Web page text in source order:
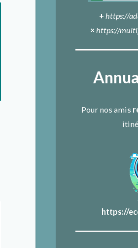
+ https://
×https://
Pour nos amis
https://